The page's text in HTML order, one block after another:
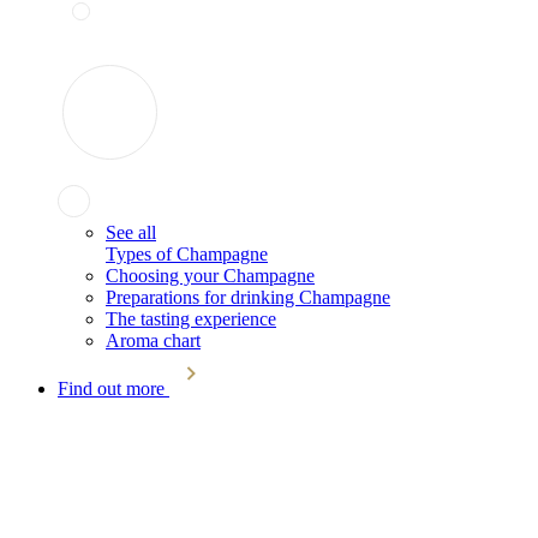
See all
Types of Champagne
Choosing your Champagne
Preparations for drinking Champagne
The tasting experience
Aroma chart
Find out more